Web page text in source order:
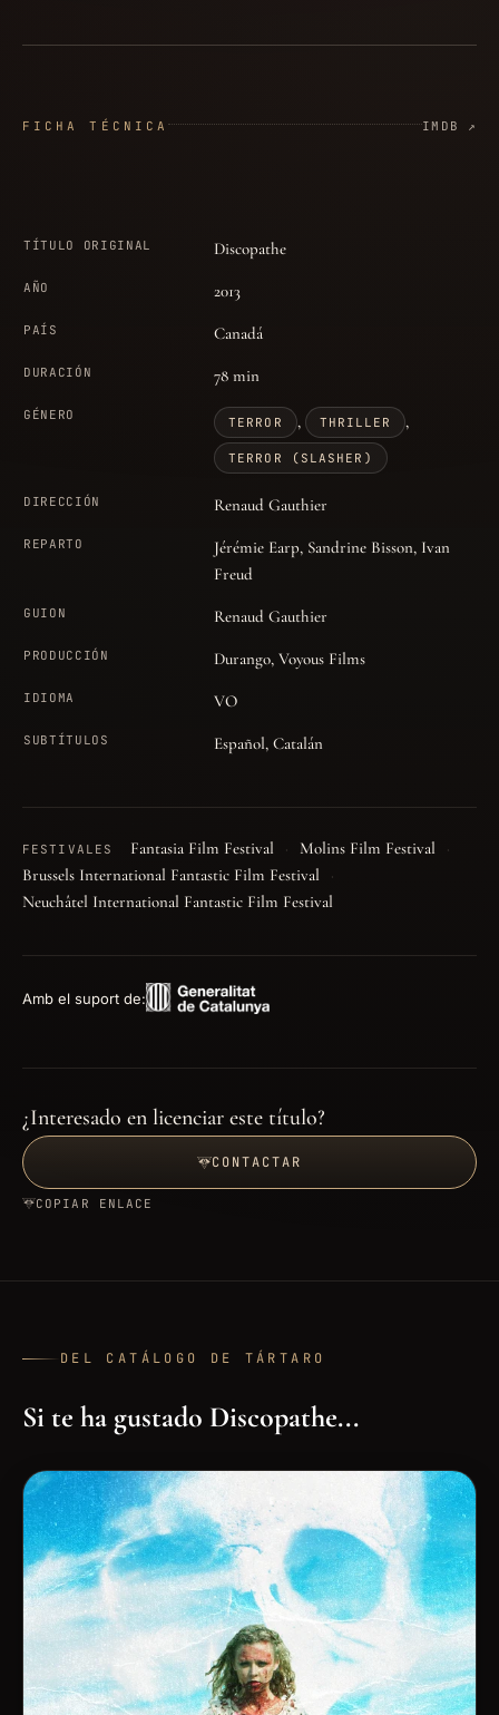
FICHA TÉCNICA IMDB ↗
TÍTULO ORIGINAL Discopathe
AÑO 2013
PAÍS Canadá
DURACIÓN 78 min
GÉNERO TERROR , THRILLER ,
TERROR (SLASHER)
DIRECCIÓN Renaud Gauthier
REPARTO
Jérémie Earp, Sandrine Bisson, Ivan
Freud
GUION Renaud Gauthier
PRODUCCIÓN Durango, Voyous Films
IDIOMA VO
SUBTÍTULOS Español, Catalán
FESTIVALES Fantasia Film Festival
Molins Film Festival
Brussels International Fantastic Film Festival
Neuchâtel International Fantastic Film Festival
Amb el suport de:
¿Interesado en licenciar este título?
CONTACTAR
COPIAR ENLACE
DEL CATÁLOGO DE TÁRTARO
Si te ha gustado Discopathe...